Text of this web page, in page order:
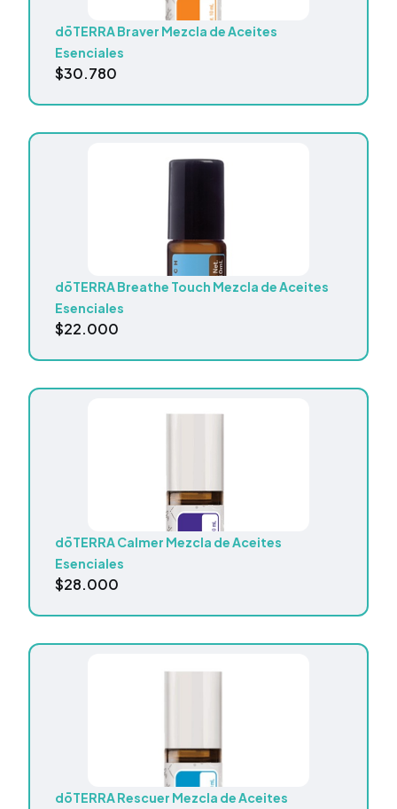
dōTERRA Braver Mezcla de Aceites
Esenciales
$30.780
dōTERRA Breathe Touch Mezcla de Aceites
Esenciales
$22.000
dōTERRA Calmer Mezcla de Aceites
Esenciales
$28.000
dōTERRA Rescuer Mezcla de Aceites